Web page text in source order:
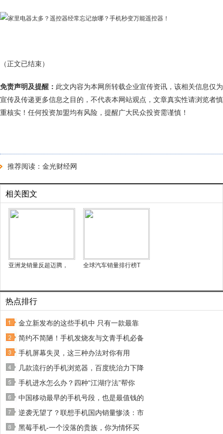
（正文已结束）
免责声明及提醒： 此文内容为本网所转载企业宣传资讯，该相关信息仅为
宣传及传递更多信息之目的，不代表本网站观点，文章真实性请浏览者慎
重核实！任何投资加盟均有风险，提醒广大民众投资需谨慎！
推荐阅读： 金光财经网
相关图文
亚洲龙销量反超迈腾， 全球汽车销量排行榜T
热点排行
金立新发布的这些手机中 只有一款最靠
简约不简陋！手机发烧友与文青手机必备
手机屏幕失灵，这三种办法对你有用
几款流行的手机浏览器，百度统治力下降
手机进水怎么办？四种“江湖疗法”帮你
中国移动最早的手机号段，也是最值钱的
逆袭无望了？联想手机国内销量惨淡：市
黑莓手机-一个没落的贵族，你为情怀买